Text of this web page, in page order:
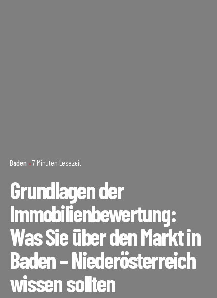
Baden 7 Minuten Lesezeit
Grundlagen der
Immobilienbewertung:
Was Sie über den Markt in
Baden – Niederösterreich
wissen sollten